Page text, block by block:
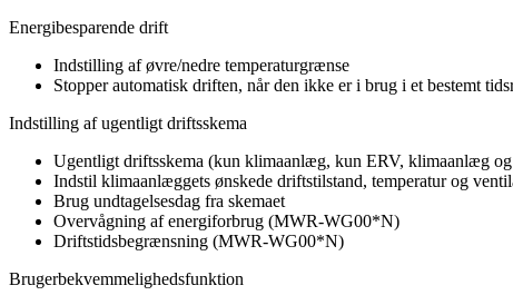
Energibesparende drift
Indstilling af øvre/nedre temperaturgrænse
Stopper automatisk driften, når den ikke er i brug i et bestemt
Indstilling af ugentligt driftsskema
Ugentligt driftsskema (kun klimaanlæg, kun ERV, klimaanlæg
Indstil klimaanlæggets ønskede driftstilstand, temperatur og
Brug undtagelsesdag fra skemaet
Overvågning af energiforbrug (MWR-WG00*N)
Driftstidsbegrænsning (MWR-WG00*N)
Brugerbekvemmelighedsfunktion